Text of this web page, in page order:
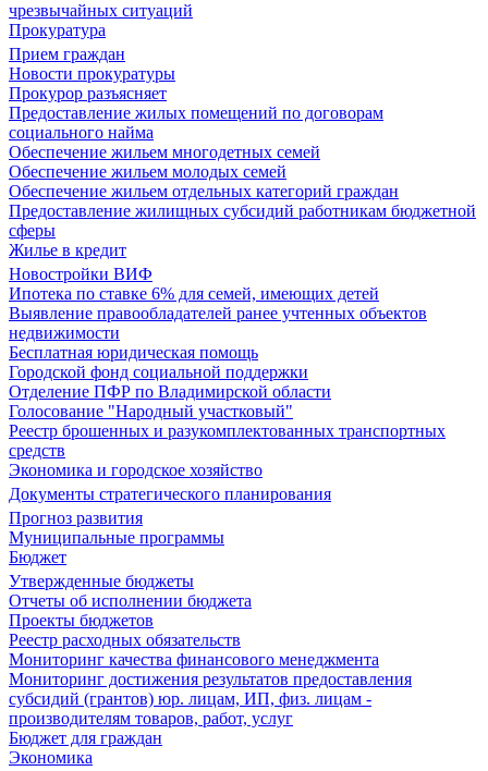
чрезвычайных ситуаций
Прокуратура
Прием граждан
Новости прокуратуры
Прокурор разъясняет
Предоставление жилых помещений по договорам
социального найма
Обеспечение жильем многодетных семей
Обеспечение жильем молодых семей
Обеспечение жильем отдельных категорий граждан
Предоставление жилищных субсидий работникам бюджетной
сферы
Жилье в кредит
Новостройки ВИФ
Ипотека по ставке 6% для семей, имеющих детей
Выявление правообладателей ранее учтенных объектов
недвижимости
Бесплатная юридическая помощь
Городской фонд социальной поддержки
Отделение ПФР по Владимирской области
Голосование "Народный участковый"
Реестр брошенных и разукомплектованных транспортных
средств
Экономика и городское хозяйство
Документы стратегического планирования
Прогноз развития
Муниципальные программы
Бюджет
Утвержденные бюджеты
Отчеты об исполнении бюджета
Проекты бюджетов
Реестр расходных обязательств
Мониторинг качества финансового менеджмента
Мониторинг достижения результатов предоставления
субсидий (грантов) юр. лицам, ИП, физ. лицам -
производителям товаров, работ, услуг
Бюджет для граждан
Экономика